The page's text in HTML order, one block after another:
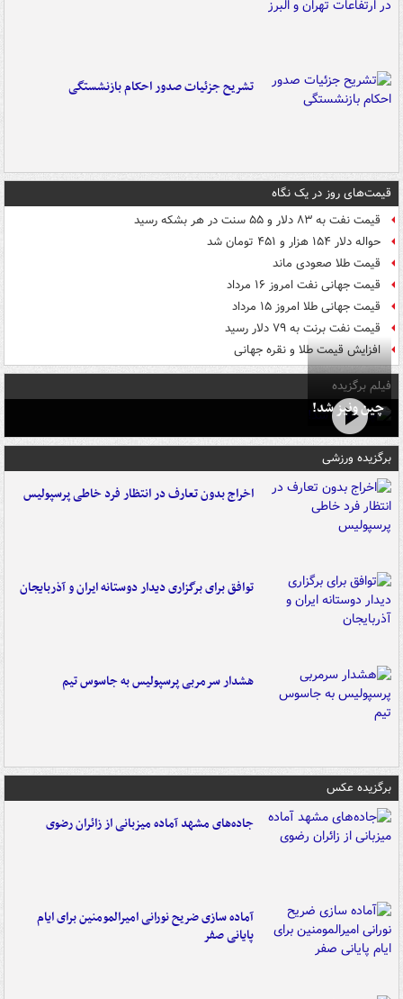
تشریح جزئیات صدور احکام بازنشستگی
قیمت‌های روز در یک نگاه
قیمت نفت به ۸۳ دلار و ۵۵ سنت در هر بشکه رسید
حواله دلار ۱۵۴ هزار و ۴۵۱ تومان شد
قیمت طلا صعودی ماند
قیمت جهانی نفت امروز ۱۶ مرداد
قیمت جهانی طلا امروز ۱۵ مرداد
قیمت نفت برنت به ۷۹ دلار رسید
افزایش قیمت طلا و نقره جهانی
فیلم برگزیده
چین ونیز شد!
برگزیده ورزشی
اخراج بدون تعارف در انتظار فرد خاطی پرسپولیس
توافق برای برگزاری دیدار دوستانه ایران و آذربایجان
هشدار سرمربی پرسپولیس به جاسوس تیم
برگزیده عکس
جاده‌های مشهد آماده میزبانی از زائران رضوی
آماده سازی ضریح نورانی امیرالمومنین برای ایام
پایانی صفر